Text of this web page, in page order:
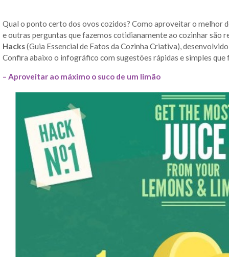
Qual o ponto certo dos ovos cozidos? Como aproveitar o melhor
e outras perguntas que fazemos cotidianamente ao cozinhar são
Hacks(Guia Essencial de Fatos da Cozinha Criativa),
Confira abaixo o infográfico com sugestões rápidas e simples que
– Aproveitar ao máximo o suco de um limão